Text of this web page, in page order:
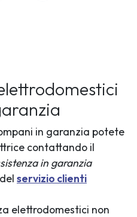
in garanzia potete
contattando il
in garanzia
servizio clienti
elettrodomestici non